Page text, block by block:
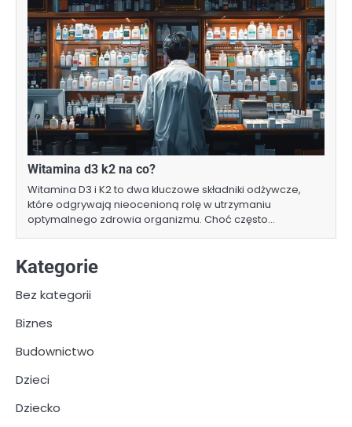
Witamina d3 k2 na co?
Witamina D3 i K2 to dwa kluczowe składniki odżywcze,
które odgrywają nieocenioną rolę w utrzymaniu
optymalnego zdrowia organizmu. Choć często…
Kategorie
Bez kategorii
Biznes
Budownictwo
Dzieci
Dziecko